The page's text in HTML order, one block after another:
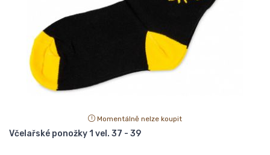
Momentálně nelze koupit
Včelařské ponožky 1 vel. 37 - 39